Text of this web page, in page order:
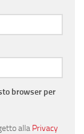
browser per
alla Privacy